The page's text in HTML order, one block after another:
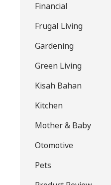
Financial
Frugal Living
Gardening
Green Living
Kisah Bahan
Kitchen
Mother & Baby
Otomotive
Pets